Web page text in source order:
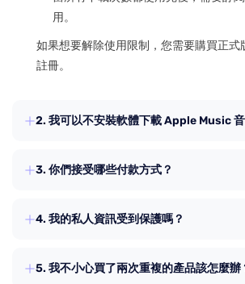
用。
如果想要解除使用限制，您需要購買正式
註冊。
2. 我可以不安裝軟體下載 Apple Music
支援批次下載 Apple Music 的播放清單、
具。
3. 你們接受哪些付款方式？
4. 我的私人資訊受到保護嗎？
息，請參閱我們的隱私政策頁面。
5. 我不小心買了兩次重複的產品該怎麼辦